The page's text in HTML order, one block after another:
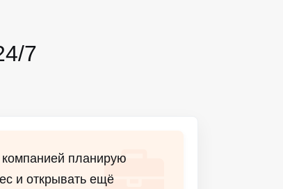
7
планирую
и открывать ещё